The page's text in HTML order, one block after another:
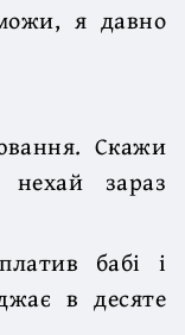
я давно
Скажи
зараз
бабі і
в десяте